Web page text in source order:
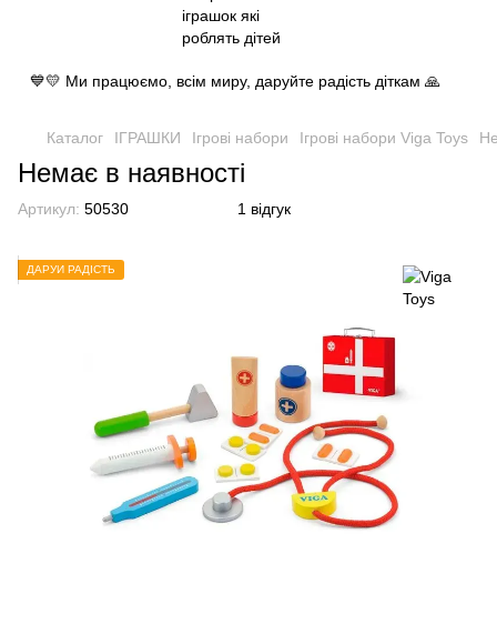
💙💛 Ми працюємо, всім миру, даруйте радість діткам 🙏
Каталог ІГРАШКИ Ігрові набори Ігрові набори Viga Toys
Немає в наявності
Артикул: 50530 1 відгук
ДАРУЙ РАДІСТЬ